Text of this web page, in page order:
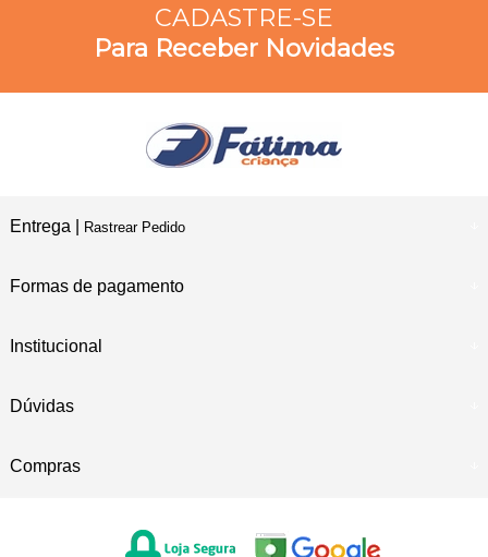
CADASTRE-SE
Para Receber Novidades
Entrega | Rastrear Pedido
Formas de pagamento
Institucional
Dúvidas
Compras